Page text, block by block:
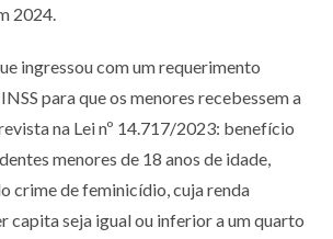
2024.
ingressou com um requerimento
para que os menores recebessem a
na Lei nº 14.717/2023: benefício
menores de 18 anos de idade,
crime de feminicídio, cuja renda
capita seja igual ou inferior a um quarto